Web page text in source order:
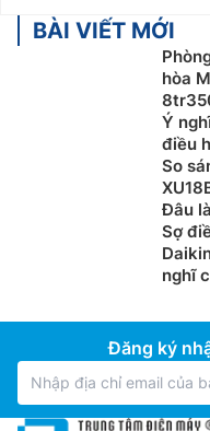
18000btu giao động
Mẫu điều hòa
Mitsubishi 24000btu
diện tích từ 30 đến
hay phòng họp… Giá
24000btu giao động
Ngoài ra, các bạn
Mitsubishi theo
Điều hòa Mitsubishi 1
hợp sử dụng ở những
hoặc những gia đình
mùa đông.
BÀI VIẾT MỚI
hòa
Ý
điều
So
Đâu
Sợ
nghĩ
Đăng ký